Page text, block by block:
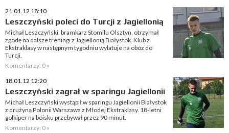
21.01.12 18:10
Leszczyński poleci do Turcji z Jagiellonią
Michał Leszczyński, bramkarz Stomilu Olsztyn, otrzymał
zgodę na dalsze treningi z Jagiellonią Białystok. Klub z
Ekstraklasy w następnym tygodniu wylatuje na obóz do
Turcji.
Komentarzy: 0 »
18.01.12 12:20
Leszczyński zagrał w sparingu Jagiellonii
Michał Leszczyński wystąpił w sparingu Jagiellonii Białystok
z drużyną Polonii Warszawa z Młodej Ekstraklasy. 18-letni
golkiper na boisku przebywał przez 90 minut.
Komentarzy: 0 »